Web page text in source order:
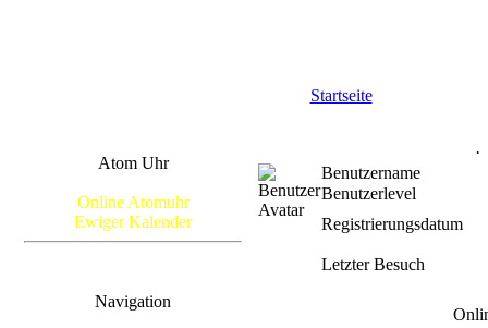
Startseite
Atom Uhr
Online Atomuhr
Ewiger Kalender
Navigation
·
Benutzername
Benutzerlevel
Registrierungsdatum
Letzter Besuch